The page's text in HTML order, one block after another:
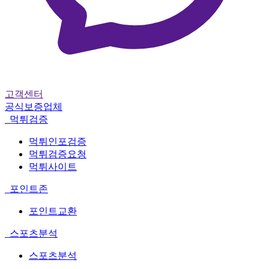
고객센터
공식보증업체
먹튀검증
먹튀인포검증
먹튀검증요청
먹튀사이트
포인트존
포인트교환
스포츠분석
스포츠분석